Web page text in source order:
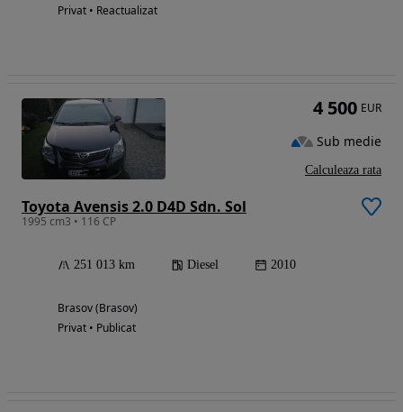
Privat • Reactualizat
Toyota Avensis 2.0 D4D Sdn. Sol
1995 cm3 • 116 CP
251 013 km Diesel 2010
Brasov (Brasov)
Privat • Publicat
4 500 EUR
Sub medie
Calculeaza rata